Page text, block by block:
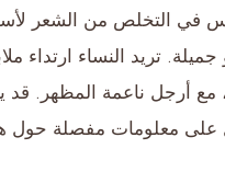
في التخلص من الشعر
تريد النساء ارتداء
، مع أرجل ناعمة المظهر.
معلومات مفصلة حول